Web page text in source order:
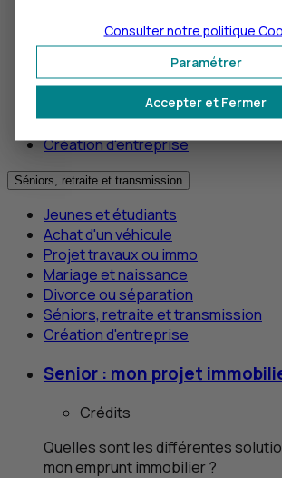
Jeunes et étudiants
Achat d'un véhicule
Projet travaux ou immo
Mariage et naissance
Divorce ou séparation
Séniors, retraite et transmission
Création d'entreprise
Séniors, retraite et transmission
Jeunes et étudiants
Achat d'un véhicule
Projet travaux ou immo
Mariage et naissance
Divorce ou séparation
Séniors, retraite et transmission
Création d'entreprise
Senior : mon projet
Crédits
Quelles sont les différentes
mon emprunt immobilier ?
Accepter et Fermer
Paramétrer
Consulter notre politique